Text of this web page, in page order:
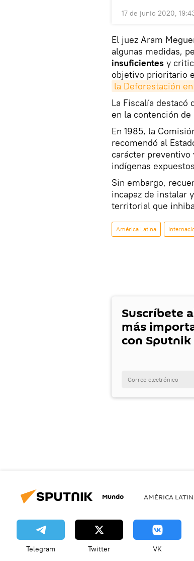
17 de junio 2020,
El juez Aram
algunas medidas,
insuficientes y
objetivo prioritario
la Deforestación
La Fiscalía destacó
en la contención
En 1985, la
recomendó al
carácter preventivo
indígenas
Sin embargo,
incapaz de instalar
territorial que
América Latina
Suscríbete
más
con Sputnik
Mundo AMÉRICA
Telegram Twitter VK